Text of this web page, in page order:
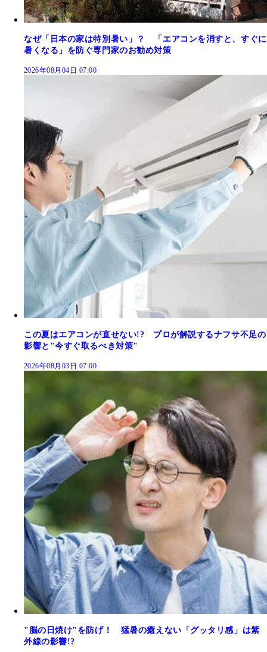
なぜ「日本の家は特別暑い」？ 「エアコンを消すと、すぐに
暑くなる」を防ぐ専門家のお勧め対策
2026年08月04日 07:00
この夏はエアコンが直せない!? プロが解説するナフサ不足の
影響と"今すぐ取るべき対策"
2026年08月03日 07:00
"脳の日焼け"を防げ！ 猛暑の癒えない「グッタリ感」は紫
外線の影響!?